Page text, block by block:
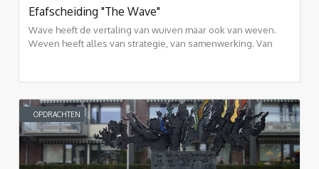
Efafscheiding "The Wave"
Wave heeft de vertaling van wuiven maar ook van weven.
Weven heeft alles van strategie, van samenwerking. Van
OPDRACHTEN